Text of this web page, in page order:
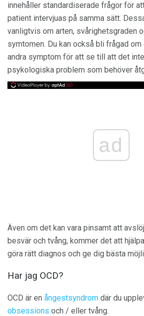
innehåller standardiserade frågor för
patient intervjuas på samma sätt.
vanligtvis om arten, svårighetsgraden
symtomen. Du kan också bli frågad
andra symptom för att se till att det
psykologiska problem som behöver
ad
Även om det kan vara pinsamt att
besvär och tvång, kommer det att
göra rätt diagnos och ge dig bästa
Har jag OCD?
OCD är en ångestsyndrom där du
obsessions och / eller tvång.